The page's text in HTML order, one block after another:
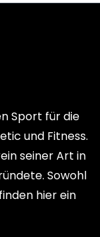
Sport für die
und Fitness.
seiner Art in
Sowohl
hier ein